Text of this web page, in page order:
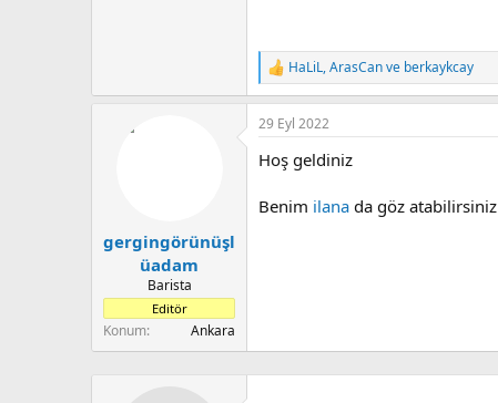
T
e
p
k
l
r
:
HaLiL,ArasCanve berkaykcay
gergingörünüşl
üadam
Barista
Editör
Konum Ankara
29 Eyl 2022
Hoş geldiniz
Benim ilana da göz atabilirsiniz